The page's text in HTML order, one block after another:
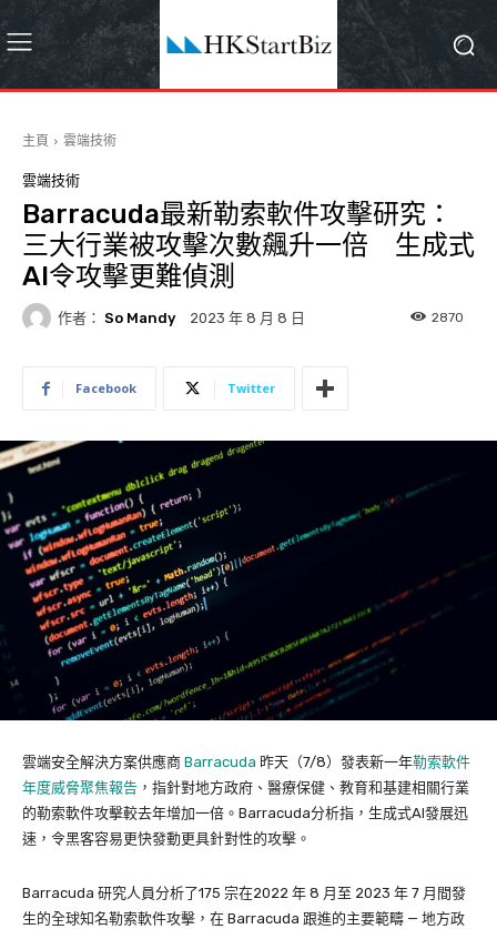
主頁 雲端技術
雲端技術
Barracuda最新勒索軟件攻擊研究：
三大行業被攻擊次數飆升一倍 生成式
AI令攻擊更難偵測
作者： So Mandy 2023 年 8 月 8 日 2870
Facebook Twitter
雲端安全解決方案供應商 Barracuda 昨天（7/8）發表新一年勒索軟件
年度威脅聚焦報告 ，指針對地方政府、醫療保健、教育和基建相關行業
的勒索軟件攻擊較去年增加一倍。Barracuda分析指，生成式AI發展迅
速，令黑客容易更快發動更具針對性的攻擊。
Barracuda 研究人員分析了175 宗在2022 年 8 月至 2023 年 7 月間發
生的全球知名勒索軟件攻擊，在 Barracuda 跟進的主要範疇 — 地方政